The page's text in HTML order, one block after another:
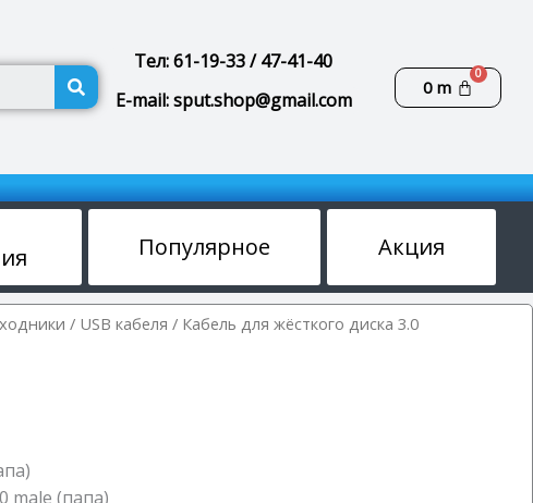
Поиск Тел: 61-19-33 / 47-41-40
E-mail: sput.shop@gmail.com
0m
Популярное Акция
/ USB кабеля / Кабель для жёсткого диска 3.0
male (папа)